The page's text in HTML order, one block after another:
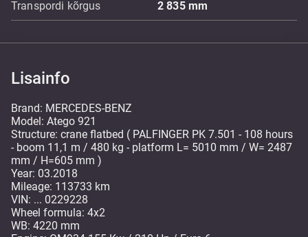
Transpordi kõrgus 2 835 mm
Lisainfo
Brand: MERCEDES-BENZ
Model: Atego 921
Structure: crane flatbed ( PALFINGER PK 7.501 - 108 hours
- boom 11,1 m / 480 kg - platform L= 5010 mm / W= 2487
mm / H=605 mm )
Year: 03.2018
Mileage: 113733 km
VIN: ... 0229228
Wheel formula: 4x2
WB: 4220 mm